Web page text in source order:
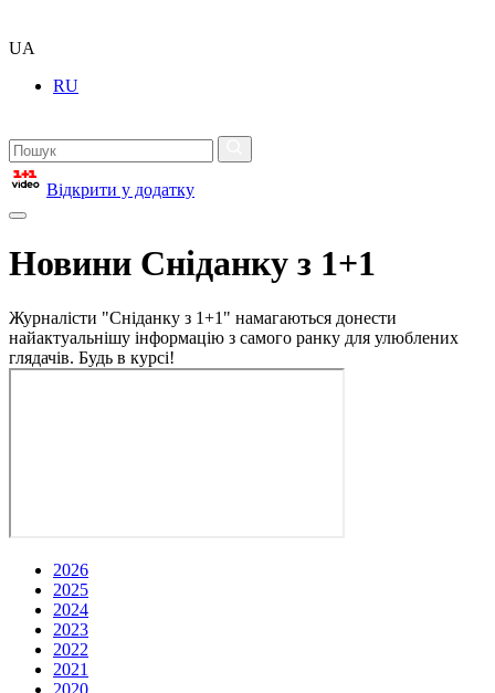
UA
RU
Відкрити у додатку
Новини Сніданку з 1+1
Журналісти "Сніданку з 1+1" намагаються донести
найактуальнішу інформацію з самого ранку для улюблених
глядачів. Будь в курсі!
2026
2025
2024
2023
2022
2021
2020